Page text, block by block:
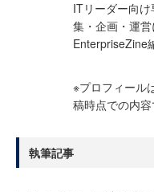
ITリーダー向
集・企画・運営
EnterpriseZine
※プロフィール
稿時点での内容
執筆記事